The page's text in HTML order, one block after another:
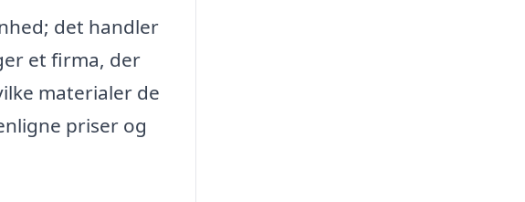
det handler
et firma, der
materialer de
priser og